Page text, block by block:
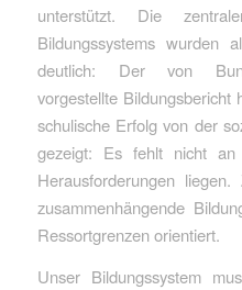
unterstützt. Die
Bildungssystems wurden
deutlich: Der von
vorgestellte Bildungsbericht
schulische Erfolg von der
gezeigt: Es fehlt nicht
Herausforderungen
zusammenhängende
Ressortgrenzen orientiert.
Unser Bildungssystem